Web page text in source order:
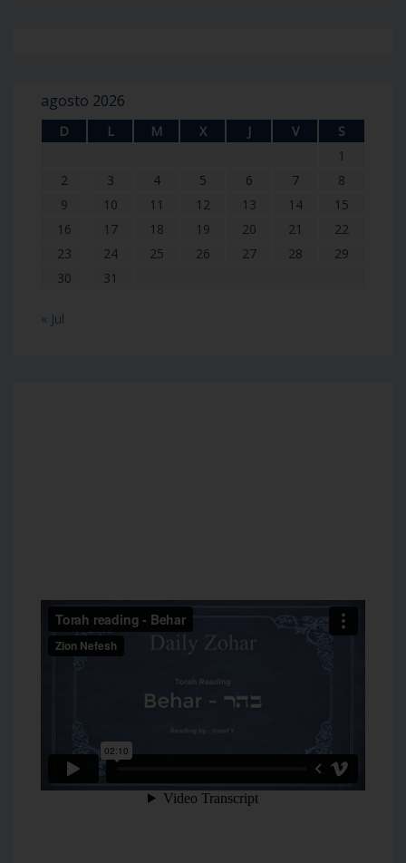
agosto 2026
D L M X J V
S
1
2
3 4 5 6 7
8
9
10 11 12 13 14
15
16
17 18 19 20 21
22
23
24 25 26 27 28
29
30
31
« Jul